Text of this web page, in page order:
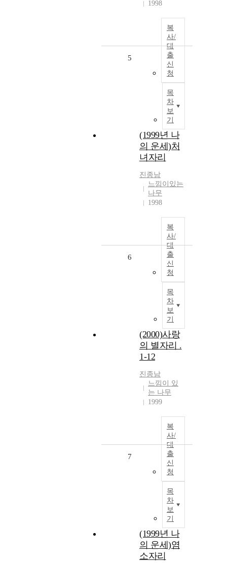
1998
복
사/
대
출
신
청
목
차
보
기
5
(1999년 나
의 운세)처
녀자리
진종남
느낌이있는
나무
1998
복
사/
대
출
신
청
목
차
보
기
6
(2000)사랑
의 별자리 .
1-12
진종남
느낌이 있
는 나무
1999
복
사/
대
출
신
청
목
차
보
기
7
(1999년 나
의 운세)염
소자리